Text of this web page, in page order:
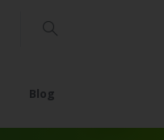
Buscar
Blog